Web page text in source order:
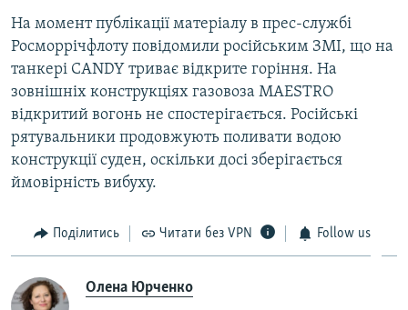
На момент публікації матеріалу в прес-службі
Росморрічфлоту повідомили російським ЗМІ, що на
танкері CANDY триває відкрите горіння. На
зовнішніх конструкціях газовоза MAESTRO
відкритий вогонь не спостерігається. Російські
рятувальники продовжують поливати водою
конструкції суден, оскільки досі зберігається
ймовірність вибуху.
Поділитись Читати без VPN Follow us
Олена Юрченко